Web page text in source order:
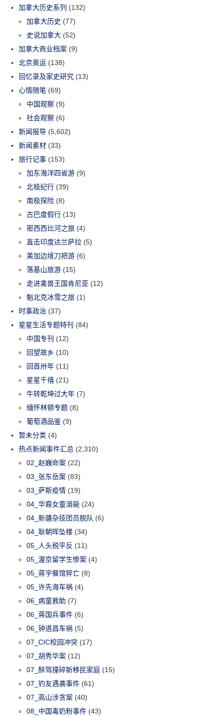
加拿大历史系列 (132)
加拿大历史 (77)
史说加拿大 (52)
加拿大商业档案 (9)
北京奥运 (138)
回忆录及家史研究 (13)
心情随笔 (69)
中国观察 (9)
社会观察 (6)
新闻报导 (5,602)
新闻素材 (33)
旅行记事 (153)
加东海洋四省游 (9)
北极纪行 (39)
南极探险 (8)
古巴度假行 (13)
密西西比河之旅 (4)
直击印度达兰萨拉 (5)
美加边境刀把游 (6)
落基山旅游 (15)
走进禽兽王国肯尼亚 (12)
魁北克冰雪之旅 (1)
时事政治 (37)
星星生活专题特刊 (84)
中国专刊 (12)
回望故乡 (10)
回首卅年 (11)
星星千禧 (21)
牛转乾坤过大年 (7)
缅怀林顿专题 (8)
葡萄酒品鉴 (9)
暂未分类 (4)
热点新闻事件汇总 (2,310)
02_赵巍命案 (22)
03_张东岳案 (83)
03_萨斯疫情 (19)
04_华裔女童溺毙 (24)
04_新疆杂技团员脱队 (6)
04_耿朝晖坠楼 (34)
05_人头税平反 (11)
05_渥京留学生惨案 (4)
05_蒋宇餐馆猝亡 (8)
05_许先海车祸 (4)
06_病童救助 (7)
06_蒋国兵事件 (6)
06_钟道昌车祸 (5)
07_CIC校园冲突 (17)
07_胡秀华案 (12)
07_醉驾撞碎新移民家庭 (15)
07_钓友遇袭事件 (61)
07_高山涉贪案 (40)
08_中国毒奶粉事件 (43)